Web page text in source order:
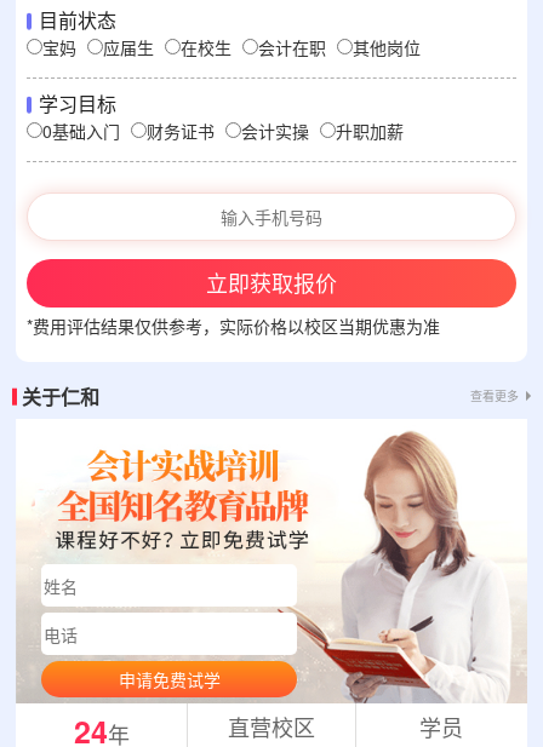
目前状态
宝妈 应届生 在校生 会计在职 其他岗位
学习目标
0基础入门 财务证书 会计实操 升职加薪
立即获取报价
*费用评估结果仅供参考，实际价格以校区当期优惠为准
关于仁和 查看更多
申请免费试学
24年 直营校区 学员